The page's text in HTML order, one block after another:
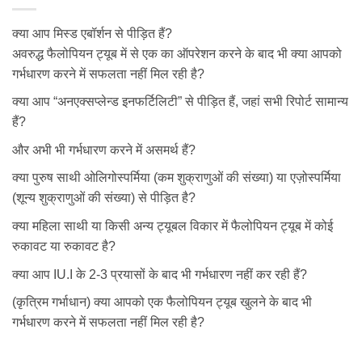
क्या आप मिस्ड एबॉर्शन से पीड़ित हैं?
अवरुद्ध फैलोपियन ट्यूब में से एक का ऑपरेशन करने के बाद भी क्या आपको
गर्भधारण करने में सफलता नहीं मिल रही है?
क्या आप “अनएक्सप्लेन्ड इनफर्टिलिटी” से पीड़ित हैं, जहां सभी रिपोर्ट सामान्य
हैं?
और अभी भी गर्भधारण करने में असमर्थ हैं?
क्या पुरुष साथी ओलिगोस्पर्मिया (कम शुक्राणुओं की संख्या) या एज़ोस्पर्मिया
(शून्य शुक्राणुओं की संख्या) से पीड़ित है?
क्या महिला साथी या किसी अन्य ट्यूबल विकार में फैलोपियन ट्यूब में कोई
रुकावट या रुकावट है?
क्या आप IU.I के 2-3 प्रयासों के बाद भी गर्भधारण नहीं कर रही हैं?
(कृत्रिम गर्भाधान) क्या आपको एक फैलोपियन ट्यूब खुलने के बाद भी
गर्भधारण करने में सफलता नहीं मिल रही है?